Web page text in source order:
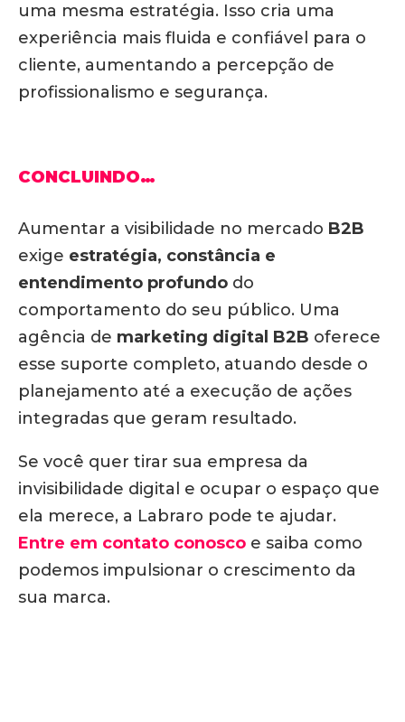
uma mesma estratégia. Isso cria uma
experiência mais fluida e confiável para o
cliente, aumentando a percepção de
profissionalismo e segurança.
CONCLUINDO…
Aumentar a visibilidade no mercado B2B
exige estratégia, constância e
entendimento profundo do
comportamento do seu público. Uma
agência de marketing digital B2B oferece
esse suporte completo, atuando desde o
planejamento até a execução de ações
integradas que geram resultado.
Se você quer tirar sua empresa da
invisibilidade digital e ocupar o espaço que
ela merece, a Labraro pode te ajudar.
Entre em contato conosco e saiba como
podemos impulsionar o crescimento da
sua marca.